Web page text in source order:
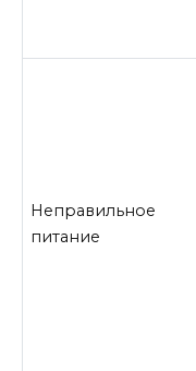
Неправильное
питание